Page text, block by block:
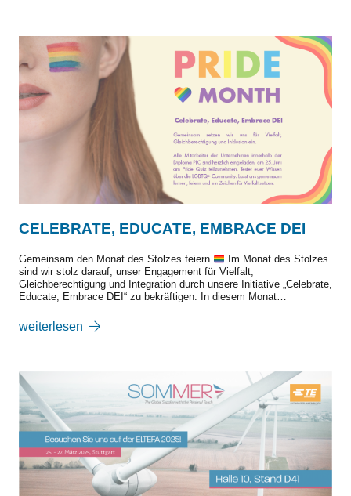
CELEBRATE, EDUCATE, EMBRACE DEI
Gemeinsam den Monat des Stolzes feiern
Im Monat des Stolzes
sind wir stolz darauf, unser Engagement für Vielfalt,
Gleichberechtigung und Integration durch unsere Initiative „Celebrate,
Educate, Embrace DEI“ zu bekräftigen. In diesem Monat…
weiterlesen